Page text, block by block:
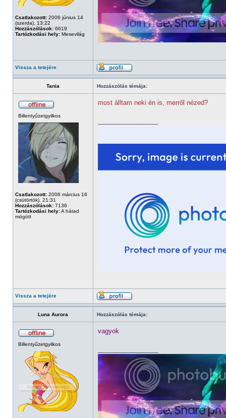
Csatlakozott: 2006 június 14
(szerda), 13:22
Hozzászólások: 6619
Tartózkodási hely: Mesevilág
Vissza a tetejére
Tania Hozzászólás témája:
Billentyűzetgyilkos
Csatlakozott: 2006 március 16
(csütörtök), 21:31
Hozzászólások: 7136
Tartózkodási hely:A hátad
mögött
most álltam neki én is, merről nézed?
Vissza a tetejére
Luna Aurora Hozzászólás témája:
Billentyűzetgyilkos
vagyok